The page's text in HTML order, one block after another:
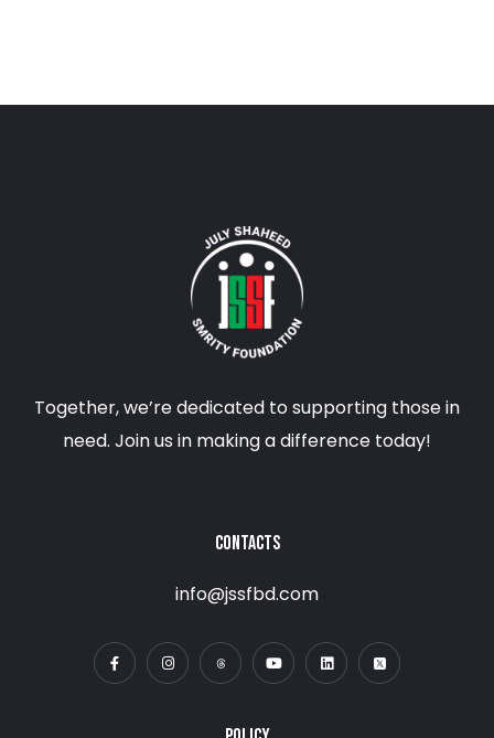
Together, we’re dedicated to supporting those in
need. Join us in making a difference today!
CONTACTS
info@jssfbd.com